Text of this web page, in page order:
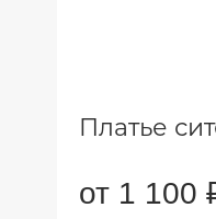
Платье
от 1 100